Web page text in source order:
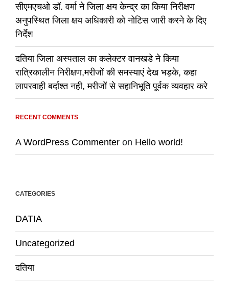
सीएमएचओ डॉ. वर्मा ने जिला क्षय केन्द्र का किया निरीक्षण
अनुपस्थित जिला क्षय अधिकारी को नोटिस जारी करने के दिए
निर्देश
दतिया जिला अस्पताल का कलेक्टर वानखडे ने किया
रात्रिकालीन निरीक्षण,मरीजों की समस्याएं देख भड़के, कहा
लापरवाही बर्दाश्त नही, मरीजों से सहानिभूति पूर्वक व्यवहार करे
RECENT COMMENTS
A WordPress Commenter on Hello world!
CATEGORIES
DATIA
Uncategorized
दतिया